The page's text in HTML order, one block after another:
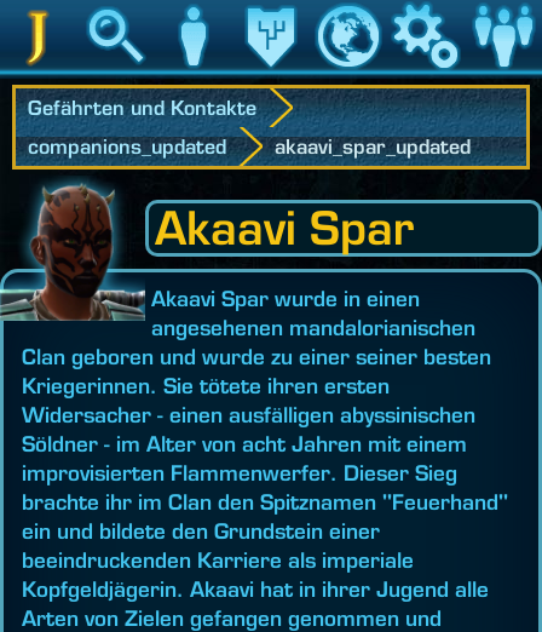
Jedipedia Suche Charakter Vermächtnis Welt Spiel
Gefährten und Kontakte
companions_updated
akaavi_spar_updated
Akaavi Spar
Akaavi Spar wurde in einen
angesehenen mandalorianischen
Clan geboren und wurde zu einer seiner besten
Kriegerinnen. Sie tötete ihren ersten
Widersacher - einen ausfälligen abyssinischen
Söldner - im Alter von acht Jahren mit einem
improvisierten Flammenwerfer. Dieser Sieg
brachte ihr im Clan den Spitznamen "Feuerhand"
ein und bildete den Grundstein einer
beeindruckenden Karriere als imperiale
Kopfgeldjägerin. Akaavi hat in ihrer Jugend alle
Arten von Zielen gefangen genommen und